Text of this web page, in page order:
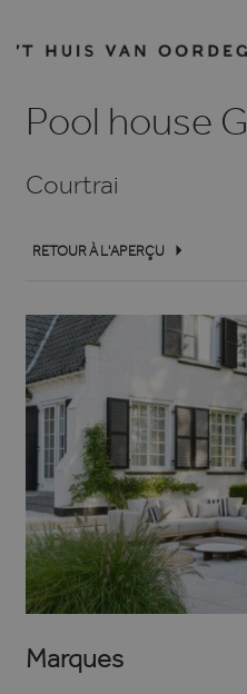
Pool house G
Courtrai
RETOUR À L'APERÇU
Marques